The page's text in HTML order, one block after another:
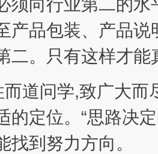
须向行业第二的
产品包装、产品
二。只有这样才能
而道问学,致广大
的定位。“思路决
找到努力方向。